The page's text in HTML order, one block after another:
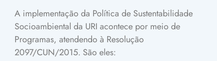
A implementação da Política de Sustentabilidade
Socioambiental da URI acontece por meio de
Programas, atendendo à Resolução
2097/CUN/2015. São eles: